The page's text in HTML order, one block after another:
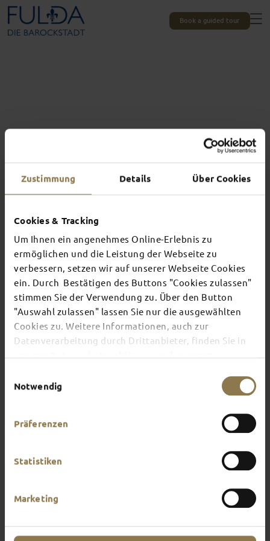
Zustimmung Details Über Cookies
Cookies & Tracking
Um Ihnen ein angenehmes Online-Erlebnis zu
ermöglichen und die Leistung der Webseite zu
verbessern, setzen wir auf unserer Webseite Cookies
ein. Durch Bestätigen des Buttons "Cookies zulassen"
stimmen Sie der Verwendung zu. Über den Button
"Auswahl zulassen" lassen Sie nur die ausgewählten
Cookies zu. Weitere Informationen, auch zur
Datenverarbeitung durch Drittanbieter, finden Sie in
Notwendig
Präferenzen
Statistiken
Marketing
Book a guided tour
Experiences unique to Fulda
TOP EVENTS
There's always something going on in Fulda:
whether it's a concert, a musical, a fun-filled
guided tour or a theatre performance – this is the
place to discover the current events and